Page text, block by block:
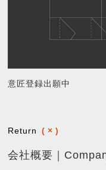
意匠登録出願中
投
稿
Return ( × )
会社概要｜